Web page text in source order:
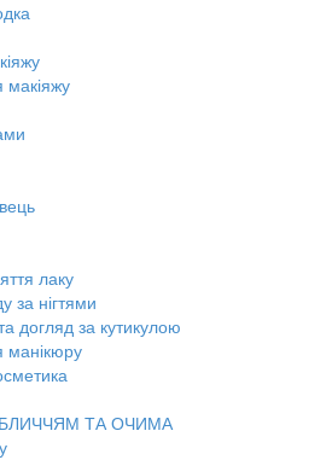
макіяжу
лаку
за нігтями
догляд за кутикулою
манікюру
ТА ОЧИМА